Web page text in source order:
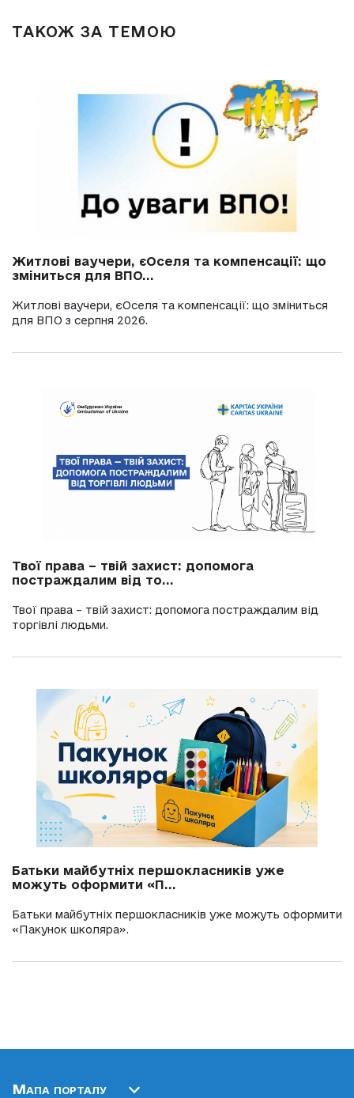
ТАКОЖ ЗА ТЕМОЮ
Житлові ваучери, єОселя та компенсації: що
зміниться для ВПО...
Житлові ваучери, єОселя та компенсації: що зміниться
для ВПО з серпня 2026.
Твої права – твій захист: допомога
постраждалим від то...
Твої права – твій захист: допомога постраждалим від
торгівлі людьми.
Батьки майбутніх першокласників уже
можуть оформити «П...
Батьки майбутніх першокласників уже можуть оформити
«Пакунок школяра».
Мапа порталу